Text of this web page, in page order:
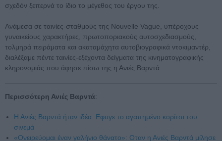
σχεδόν ξεπερνά το ίδιο το μέγεθος του έργου της.
Ανάμεσα σε ταινίες-σταθμούς της Nouvelle Vague, υπέροχους
γυναικείους χαρακτήρες, πρωτοποριακούς αυτοσχεδιασμούς,
τολμηρά πειράματα και ακαταμάχητα αυτοβιογραφικά ντοκιμαντέρ,
διαλέξαμε πέντε ταινίες-εξέχοντα δείγματα της κινηματογραφικής
κληρονομιάς που άφησε πίσω της η Ανιές Βαρντά.
Περισσότερη Ανιές Βαρντά:
Η Ανιές Βαρντά ήταν ιδέα. Εφυγε το αγαπημένο κορίτσι του
σινεμά
«Ονειρεύομαι έναν γαλήνιο θάνατο»: Οταν η Ανιές Βαρντά μίλησε